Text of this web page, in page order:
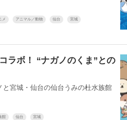
メ アニマル／動物 仙台 宮城
ラボ！ “ナガノのくま”との
宮城・仙台の仙台うみの杜水族館
館 仙台 宮城